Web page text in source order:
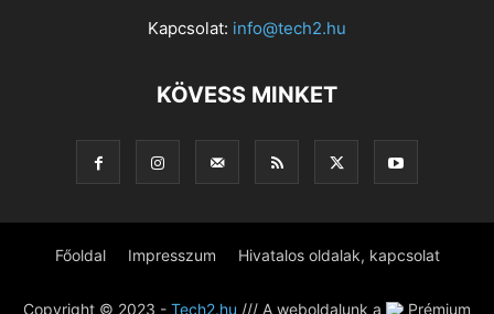
Kapcsolat: info@tech2.hu
KÖVESS MINKET
Főoldal Impresszum Hivatalos oldalak, kapcsolat
Copyright © 2023 - Tech2.hu /// A weboldalunk a Prémium